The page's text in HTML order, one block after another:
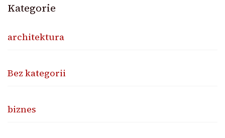
Kategorie
architektura
Bez kategorii
biznes